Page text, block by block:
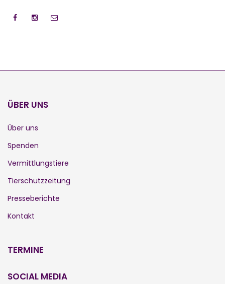
ÜBER UNS
Über uns
Spenden
Vermittlungstiere
Tierschutzzeitung
Presseberichte
Kontakt
TERMINE
SOCIAL MEDIA